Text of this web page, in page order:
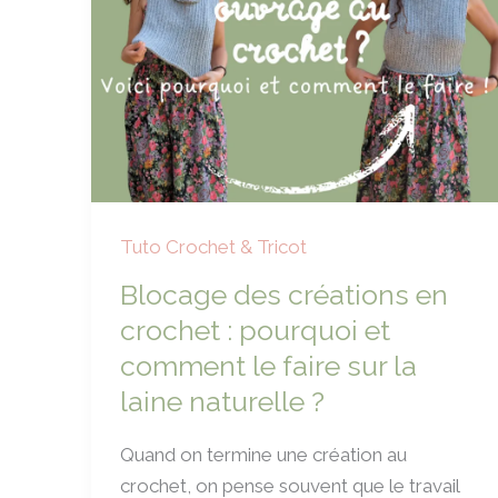
Tuto Crochet & Tricot
Blocage des créations en
crochet : pourquoi et
comment le faire sur la
laine naturelle ?
Quand on termine une création au
crochet, on pense souvent que le travail